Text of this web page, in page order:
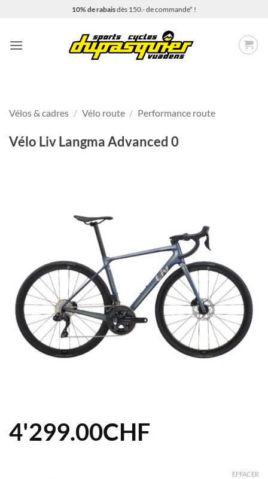
10% de rabaisdès 150.- de commande* !
Vélos & cadres / Vélo route / Performance route
Vélo Liv Langma Advanced 0
4'299.00CHF
EFFACER